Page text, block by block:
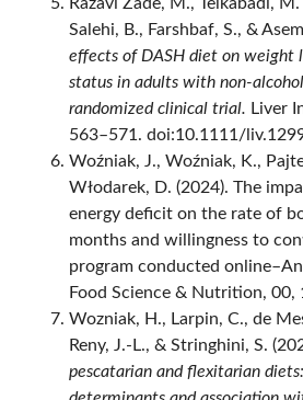
Salehi, B., Farshbaf, S., &
effects of DASH diet on weight
status in adults with non-
randomized clinical trial. Liver
563–571. doi:10.1111/
Woźniak, J., Woźniak, K.,
Włodarek, D. (2024). The
energy deficit on the rate of
months and willingness to
program conducted
Food Science & Nutrition, 00,
Wozniak, H., Larpin, C., de
Reny, J.-L., & Stringhini, S.
pescatarian and flexitarian